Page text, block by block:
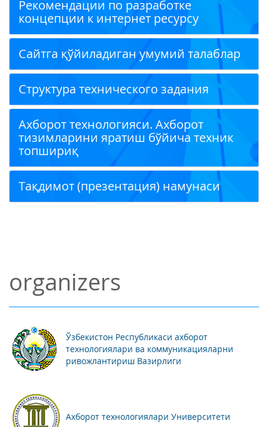
Рекомендации по разработке
концепции к интернет ресурсу
Сайтга қўйиладиган умумий талаблар
Структура технического задания
Ахборот технологияси. Ахборот
тизимларини яратиш бўйича техник
топшириқ
Тақдимот (презентация) намунаси
organizers
Ўзбекистон Республикаси ахборот
технологиялари ва коммуникацияларни
ривожлантириш Вазирлиги
Ахборот технологиялари Университети